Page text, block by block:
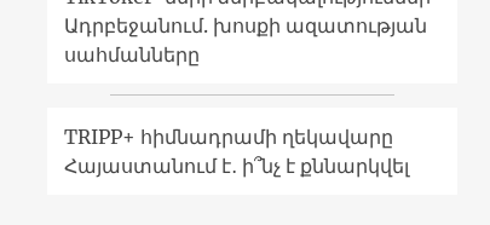
Ադրբեջանում. խոսքի ազատության
սահմանները
TRIPP+ հիմնադրամի ղեկավարը
Հայաստանում է․ ի՞նչ է քննարկվել